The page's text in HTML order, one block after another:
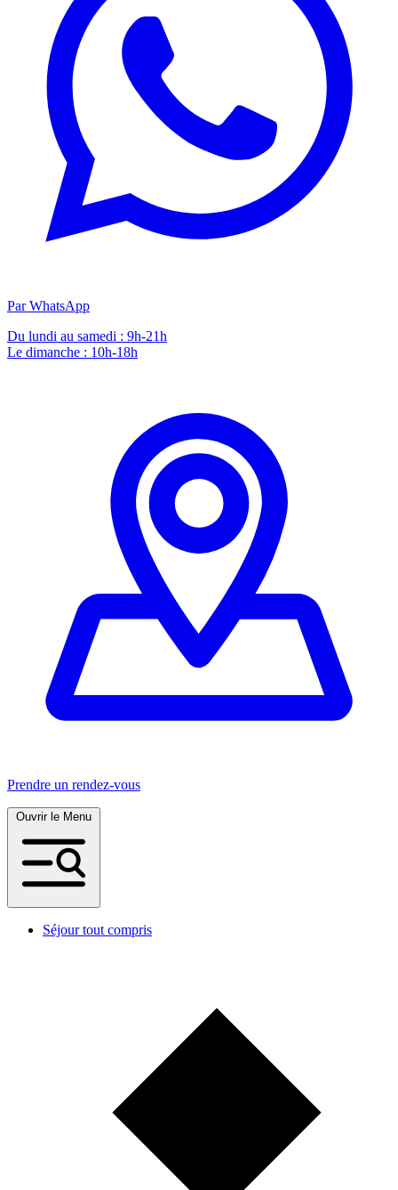
Par WhatsApp
Du lundi au samedi : 9h-21h
Le dimanche : 10h-18h
Prendre un rendez-vous
Séjour tout compris